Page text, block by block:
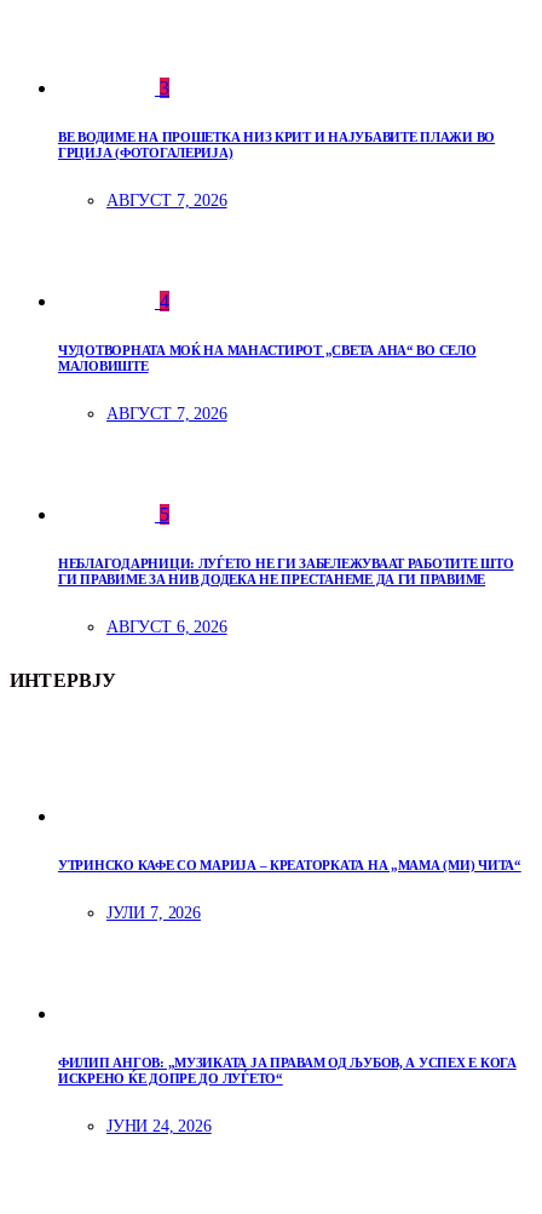
3
ВЕ ВОДИМЕ НА ПРОШЕТКА НИЗ КРИТ И НАЈУБАВИТЕ ПЛАЖИ ВО
ГРЦИЈА (ФОТОГАЛЕРИЈА)
АВГУСТ 7, 2026
4
ЧУДОТВОРНАТА МОЌ НА МАНАСТИРОТ „СВЕТА АНА“ ВО СЕЛО
МАЛОВИШТЕ
АВГУСТ 7, 2026
5
НЕБЛАГОДАРНИЦИ: ЛУЃЕТО НЕ ГИ ЗАБЕЛЕЖУВААТ РАБОТИТЕ ШТО
ГИ ПРАВИМЕ ЗА НИВ ДОДЕКА НЕ ПРЕСТАНЕМЕ ДА ГИ ПРАВИМЕ
АВГУСТ 6, 2026
ИНТЕРВЈУ
УТРИНСКО КАФЕ СО МАРИЈА – КРЕАТОРКАТА НА „МАМА (МИ) ЧИТА“
ЈУЛИ 7, 2026
ФИЛИП АНГОВ: „МУЗИКАТА ЈА ПРАВАМ ОД ЉУБОВ, А УСПЕХ Е КОГА
ИСКРЕНО ЌЕ ДОПРЕ ДО ЛУЃЕТО“
ЈУНИ 24, 2026